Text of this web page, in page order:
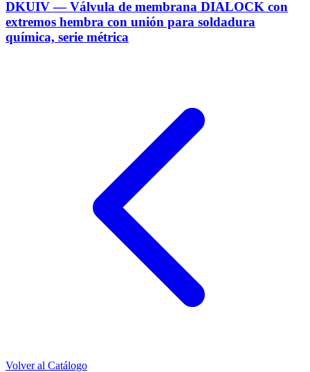
DKUIV — Válvula de membrana DIALOCK con
extremos hembra con unión para soldadura
química, serie métrica
Volver al Catálogo